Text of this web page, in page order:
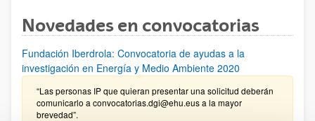
Novedades en convocatorias
Fundación Iberdrola: Convocatoria de ayudas a la
investigación en Energía y Medio Ambiente 2020
“Las personas IP que quieran presentar una solicitud deberán
comunicarlo a convocatorias.dgi@ehu.eus a la mayor
brevedad”.